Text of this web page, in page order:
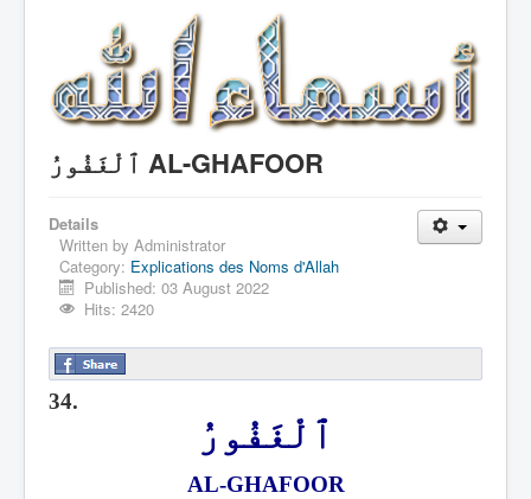
Intro Videos
Français
中国人
Español
Tagalog
English
Português
ٱلْغَفُورُ AL-GHAFOOR
Details
Written by Administrator
Category: Explications des Noms d'Allah
Published: 03 August 2022
Hits: 2420
34.
ٱلْغَفُورُ
AL-GHAFOOR